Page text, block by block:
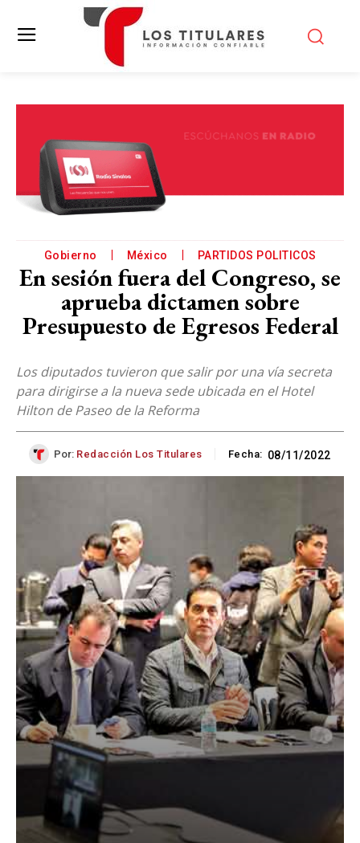
Gobierno México PARTIDOS POLITICOS
En sesión fuera del Congreso, se
aprueba dictamen sobre
Presupuesto de Egresos Federal
Los diputados tuvieron que salir por una vía secreta
para dirigirse a la nueva sede ubicada en el Hotel
Hilton de Paseo de la Reforma
Por: Redacción Los Titulares Fecha: 08/11/2022